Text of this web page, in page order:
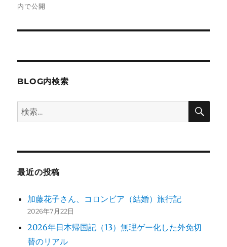
ナ
ビ
ョ
内で公開
BLOG内検索
検
索:
検
最近の投稿
加藤花子さん、コロンビア（結婚）旅行記
2026年7月22日
2026年日本帰国記（13）無理ゲー化した外免切
替のリアル